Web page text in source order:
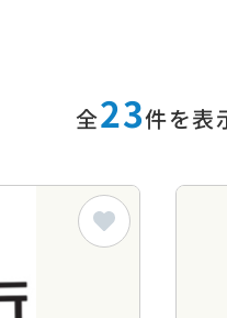
全23件を表